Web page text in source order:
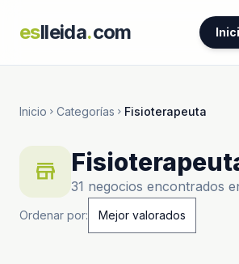
eslleida.com
Inicio chevron_right Categorías chevron_right Fisioterapeuta
store 31 negocios encontrados
Ordenar por: